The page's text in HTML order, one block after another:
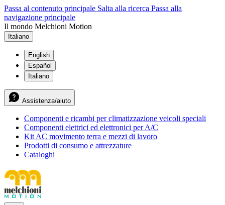
Passa al contenuto principale Salta alla ricerca Passa alla
navigazione principale
Il mondo Melchioni Motion
Italiano
English
Español
Italiano
Assistenza/aiuto
Componenti e ricambi per climatizzazione veicoli speciali
Componenti elettrici ed elettronici per A/C
Kit AC movimento terra e mezzi di lavoro
Prodotti di consumo e attrezzature
Cataloghi